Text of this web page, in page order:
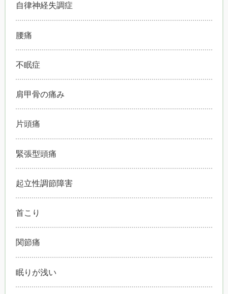
自律神経失調症
腰痛
不眠症
肩甲骨の痛み
片頭痛
緊張型頭痛
起立性調節障害
首こり
関節痛
眠りが浅い